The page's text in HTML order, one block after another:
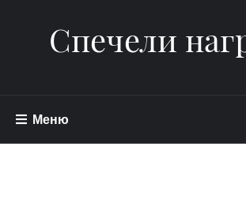
Спечели
Меню